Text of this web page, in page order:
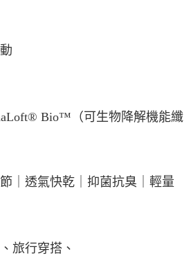
Bio™（可生物降解機能纖
｜透氣快乾｜抑菌抗臭｜輕量
旅行穿搭、